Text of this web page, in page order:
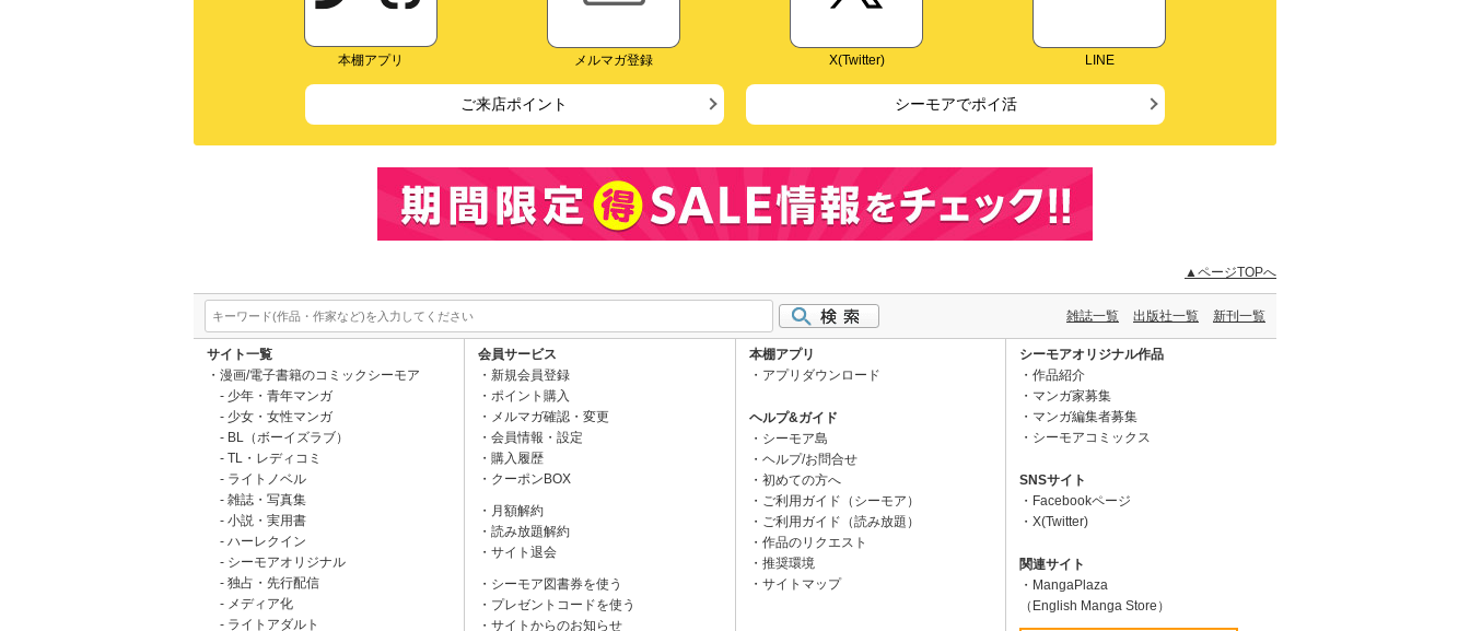
本棚アプリ メルマガ登録 X(Twitter) LINE
ご来店ポイント シーモアでポイ活
▲ページTOPへ
雑誌一覧 出版社一覧 新刊一覧
サイト一覧
漫画/電子書籍のコミックシーモア
少年・青年マンガ
少女・女性マンガ
BL（ボーイズラブ）
TL・レディコミ
ライトノベル
雑誌・写真集
小説・実用書
ハーレクイン
シーモアオリジナル
独占・先行配信
メディア化
ライトアダルト
会員サービス
新規会員登録
ポイント購入
メルマガ確認・変更
会員情報・設定
購入履歴
クーポンBOX
月額解約
読み放題解約
サイト退会
シーモア図書券を使う
プレゼントコードを使う
サイトからのお知らせ
本棚アプリ
アプリダウンロード
ヘルプ&ガイド
シーモア島
ヘルプ/お問合せ
初めての方へ
ご利用ガイド（シーモア）
ご利用ガイド（読み放題）
作品のリクエスト
推奨環境
サイトマップ
シーモアオリジナル作品
作品紹介
マンガ家募集
マンガ編集者募集
シーモアコミックス
SNSサイト
Facebookページ
X(Twitter)
関連サイト
MangaPlaza
（English Manga Store）